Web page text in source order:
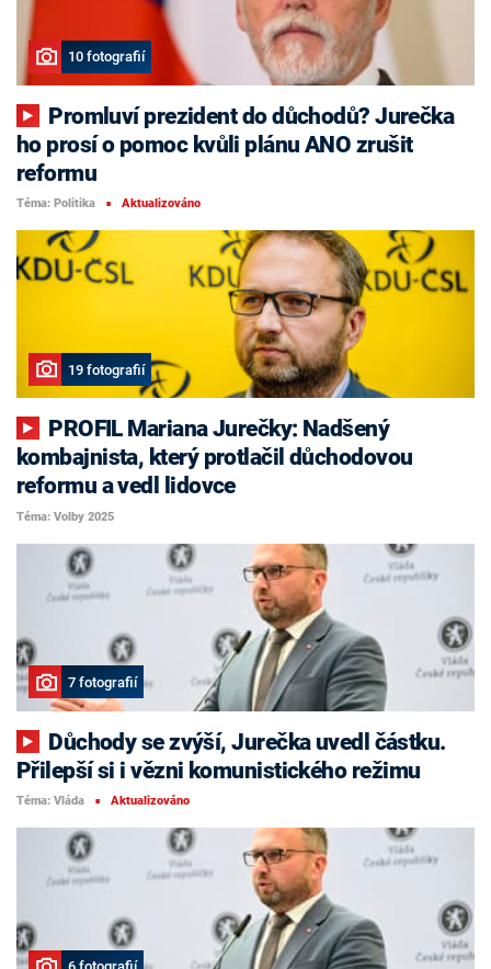
10 fotografií
ho prosí o pomoc kvůli plánu ANO zrušit
reformu
Téma: Politika ■ Aktualizováno
19 fotografií
kombajnista, který protlačil důchodovou
reformu a vedl lidovce
Téma: Volby 2025
7 fotografií
Přilepší si i vězni komunistického režimu
Téma: Vláda ■ Aktualizováno